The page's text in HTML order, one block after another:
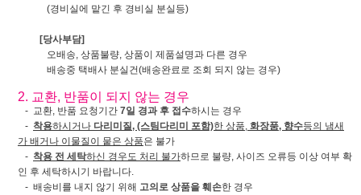
(경비실에 맡긴 후 경비실 분실등)
[당사부담]
오배송, 상품불량, 상품이 제품설명과 다른 경우
배송중 택배사 분실건(배송완료로 조회 되지 않는 경우)
2. 교환, 반품이 되지 않는 경우
- 교환, 반품 요청기간 7일 경과 후 접수하시는 경우
- 착용하시거나 다리미질, (스팀다리미 포함)한 상품, 화장품, 향수등의 냄새
가 배거나 이물질이 뭍은 상품은 불가
- 착용 전 세탁하신 경우도 처리 불가하므로 불량, 사이즈 오류등 이상 여부 확
인 후 세탁하시기 바랍니다.
- 배송비를 내지 않기 위해 고의로 상품을 훼손한 경우